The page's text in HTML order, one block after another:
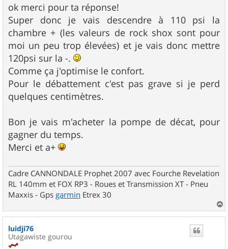
s
s
a
g
e
ok merci pour ta réponse!
Super donc je vais descendre à 110 psi la
chambre + (les valeurs de rock shox sont pour
moi un peu trop élevées) et je vais donc mettre
120psi sur la -.
Comme ça j'optimise le confort.
Pour le débattement c'est pas grave si je perd
quelques centimètres.
Bon je vais m'acheter la pompe de décat, pour
gagner du temps.
Merci et a+
Cadre CANNONDALE Prophet 2007 avec Fourche Revelation
RL 140mm et FOX RP3 - Roues et Transmission XT - Pneu
Maxxis - Gps garmin Etrex 30
a
luidji76
Utagawiste gourou